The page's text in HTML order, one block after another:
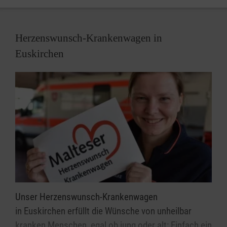
Herzenswunsch-Krankenwagen in
Euskirchen
Unser Herzenswunsch-Krankenwagen
in Euskirchen erfüllt die Wünsche von unheilbar